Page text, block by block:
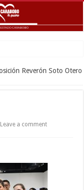
Reverón Soto Otero
Leave a comment